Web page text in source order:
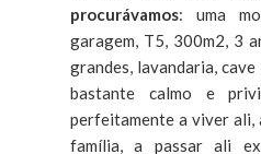
procurávamos: uma
garagem, T5, 300m2, 3
grandes, lavandaria,
bastante calmo e
perfeitamente a viver ali,
família, a passar ali